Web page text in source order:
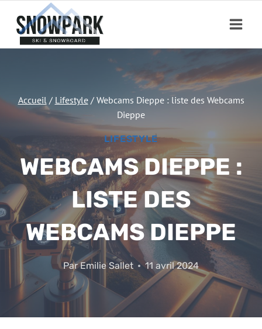
contenu
Accueil / Lifestyle / Webcams Dieppe : liste des Webcams
Dieppe
LIFESTYLE
WEBCAMS DIEPPE :
LISTE DES
WEBCAMS DIEPPE
ParEmilie Sallet 11 avril 2024